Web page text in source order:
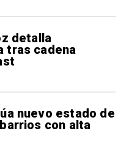
detalla
tras cadena
nuevo estado de
con alta